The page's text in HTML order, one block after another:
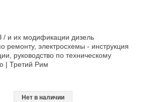
/ и их модификации дизель
ремонту, электросхемы - инструкция
руководство по техническому
| Третий Рим
Нет в наличии